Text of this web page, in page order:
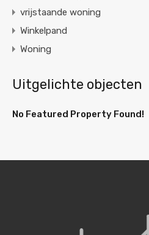
vrijstaande woning
Winkelpand
Woning
Uitgelichte objecten
No Featured Property Found!